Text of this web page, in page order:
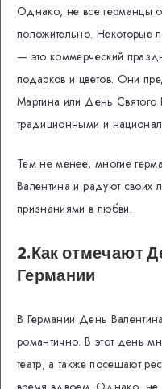
Однако, не все германцы
положительно. Некоторые
— это коммерческий
подарков и цветов. Они
Мартина или День Святого
традиционными и
Тем не менее, многие
Валентина и радуют своих
признаниями в любви.
2.Как отмечают
Германии
В Германии День
романтично. В этот день
театр, а также посещают